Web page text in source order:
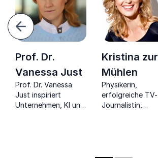
Prof. Dr.
Vanessa Just
Prof. Dr. Vanessa
Just inspiriert
Unternehmen, KI und
Kristina zur
Mühlen
Physikerin,
erfolgreiche TV-
Journalistin,
der digitalen